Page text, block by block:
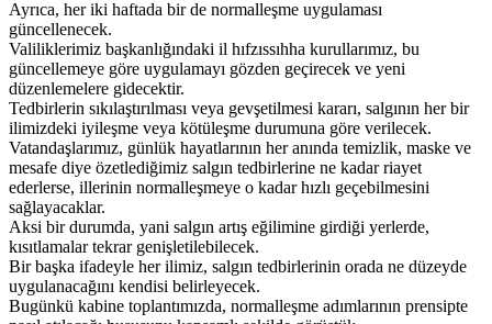
Ayrıca, her iki haftada bir de normalleşme uygulaması
güncellenecek.
Valiliklerimiz başkanlığındaki il hıfzıssıhha kurullarımız, bu
güncellemeye göre uygulamayı gözden geçirecek ve yeni
düzenlemelere gidecektir.
Tedbirlerin sıkılaştırılması veya gevşetilmesi kararı, salgının her bir
ilimizdeki iyileşme veya kötüleşme durumuna göre verilecek.
Vatandaşlarımız, günlük hayatlarının her anında temizlik, maske ve
mesafe diye özetlediğimiz salgın tedbirlerine ne kadar riayet
ederlerse, illerinin normalleşmeye o kadar hızlı geçebilmesini
sağlayacaklar.
Aksi bir durumda, yani salgın artış eğilimine girdiği yerlerde,
kısıtlamalar tekrar genişletilebilecek.
Bir başka ifadeyle her ilimiz, salgın tedbirlerinin orada ne düzeyde
uygulanacağını kendisi belirleyecek.
Bugünkü kabine toplantımızda, normalleşme adımlarının prensipte